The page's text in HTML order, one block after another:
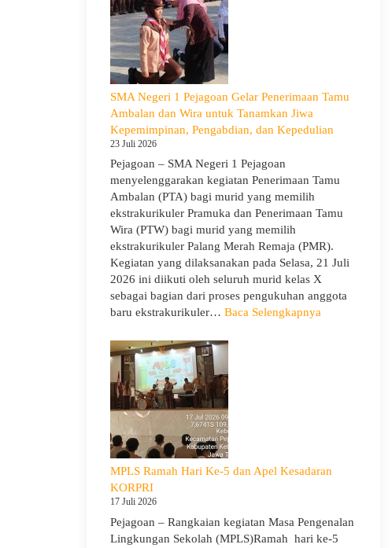
Kelas
X
dan
SMAN
1
Pejagoan
Tahun
Pelajaran
2026/2027
SMA Negeri 1 Pejagoan Gelar Penerimaan Tamu
Ambalan dan Wira untuk Tanamkan Jiwa
Kepemimpinan, Pengabdian, dan Kepedulian
23 Juli 2026
Pejagoan – SMA Negeri 1 Pejagoan
menyelenggarakan kegiatan Penerimaan Tamu
Ambalan (PTA) bagi murid yang memilih
ekstrakurikuler Pramuka dan Penerimaan Tamu
Wira (PTW) bagi murid yang memilih
ekstrakurikuler Palang Merah Remaja (PMR).
Kegiatan yang dilaksanakan pada Selasa, 21 Juli
2026 ini diikuti oleh seluruh murid kelas X
sebagai bagian dari proses pengukuhan anggota
baru ekstrakurikuler… Baca Selengkapnya:
Wira
Jiwa
MPLS Ramah Hari Ke-5 dan Apel Kesadaran
KORPRI
17 Juli 2026
Pejagoan – Rangkaian kegiatan Masa Pengenalan
Lingkungan Sekolah (MPLS)Ramah hari ke-5